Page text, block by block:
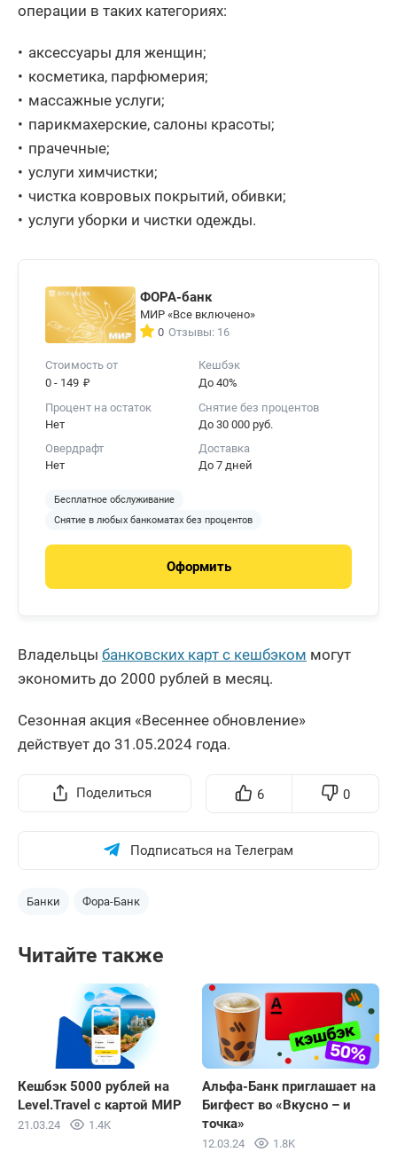
операции в таких категориях:
аксессуары для женщин;
косметика, парфюмерия;
массажные услуги;
парикмахерские, салоны красоты;
прачечные;
услуги химчистки;
чистка ковровых покрытий, обивки;
услуги уборки и чистки одежды.
ФОРА-банк
МИР «Все включено»
0 Отзывы: 16
Стоимость от
0 - 149 ₽
Кешбэк
До 40%
Процент на остаток
Нет
Снятие без процентов
До 30 000 руб.
Овердрафт
Нет
Доставка
До 7 дней
Бесплатное обслуживание
Снятие в любых банкоматах без процентов
Оформить
Владельцы банковских карт с кешбэком могут
экономить до 2000 рублей в месяц.
Сезонная акция «Весеннее обновление»
действует до 31.05.2024 года.
Поделиться 6 0
Подписаться на Телеграм
Банки Фора-Банк
Читайте также
Кешбэк 5000 рублей на
Level.Travel с картой МИР
21.03.24 1.4K
Альфа-Банк приглашает на
Бигфест во «Вкусно – и
точка»
12.03.24 1.8K